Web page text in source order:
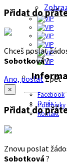
Facebook
O nás
Kontakt
Přidat do
Chceš poslat
Sobotková?
Ano, poslatZpět
×
Přidat do
Znovu poslat
Sobotková ?